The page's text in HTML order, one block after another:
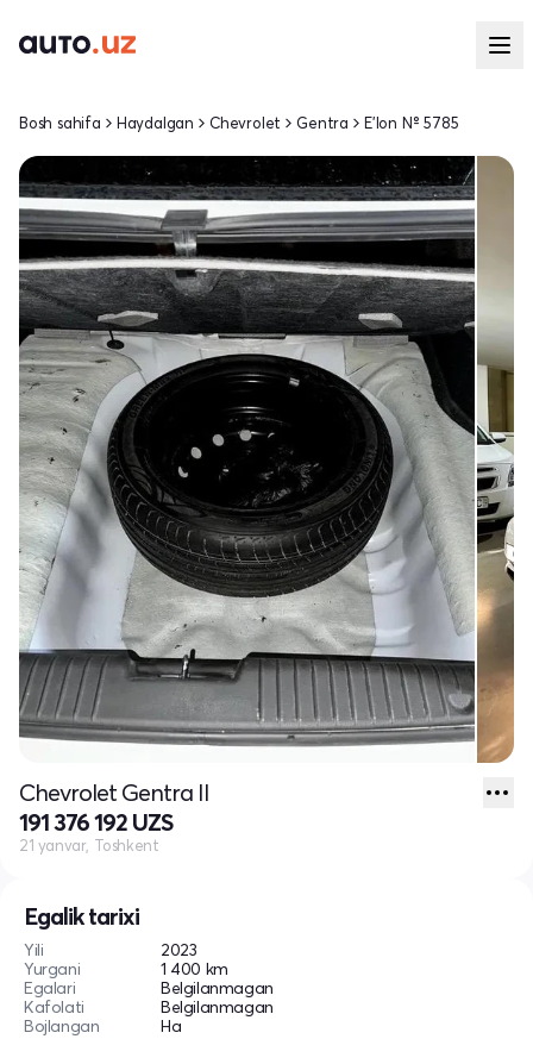
Egalik tarixi
Yili
2023
Yurgani
1 400 km
Egalari
Belgilanmagan
Kafolati
Belgilanmagan
Bojlangan
Ha
Bosh sahifa Haydalgan Chevrolet Gentra E'lon № 5785
Chevrolet Gentra II
191 376 192 UZS
21 yanvar, Toshkent